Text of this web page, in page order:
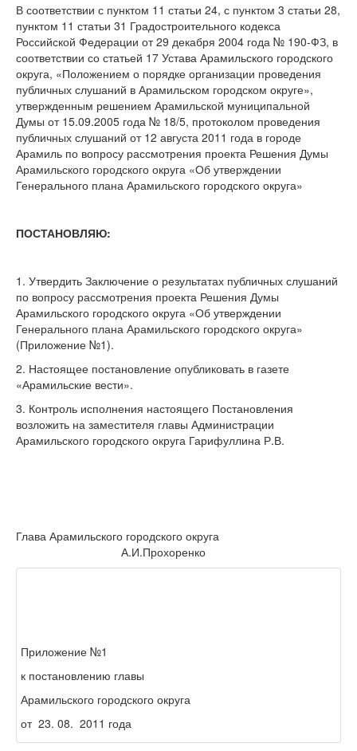
В соответствии с пунктом 11 статьи 24, с пунктом 3 статьи 28,
пунктом 11 статьи 31 Градостроительного кодекса
Российской Федерации от 29 декабря 2004 года № 190-ФЗ, в
соответствии со статьей 17 Устава Арамильского городского
округа, «Положением о порядке организации проведения
публичных слушаний в Арамильском городском округе»,
утвержденным решением Арамильской муниципальной
Думы от 15.09.2005 года № 18/5, протоколом проведения
публичных слушаний от 12 августа 2011 года в городе
Арамиль по вопросу рассмотрения проекта Решения Думы
Арамильского городского округа «Об утверждении
Генерального плана Арамильского городского округа»
ПОСТАНОВЛЯЮ:
1. Утвердить Заключение о результатах публичных слушаний
по вопросу рассмотрения проекта Решения Думы
Арамильского городского округа «Об утверждении
Генерального плана Арамильского городского округа»
(Приложение №1).
2. Настоящее постановление опубликовать в газете
«Арамильские вести».
3. Контроль исполнения настоящего Постановления
возложить на заместителя главы Администрации
Арамильского городского округа Гарифуллина Р.В.
Глава Арамильского городского округа
А.И.Прохоренко
Приложение №1
к постановлению главы
Арамильского городского округа
от 23. 08. 2011 года